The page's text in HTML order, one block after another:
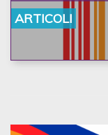
ARTICOLI